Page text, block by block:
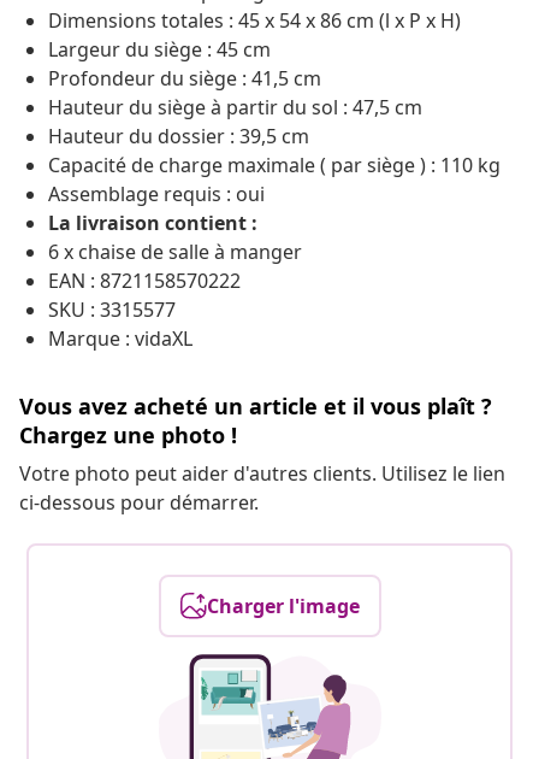
Dimensions totales : 45 x 54 x 86 cm (l x P x H)
Largeur du siège : 45 cm
Profondeur du siège : 41,5 cm
Hauteur du siège à partir du sol : 47,5 cm
Hauteur du dossier : 39,5 cm
Capacité de charge maximale ( par siège ) : 110 kg
Assemblage requis : oui
La livraison contient :
6 x chaise de salle à manger
EAN : 8721158570222
SKU : 3315577
Marque : vidaXL
Vous avez acheté un article et il vous plaît ?
Chargez une photo !
Votre photo peut aider d'autres clients. Utilisez le lien
ci-dessous pour démarrer.
Charger l'image